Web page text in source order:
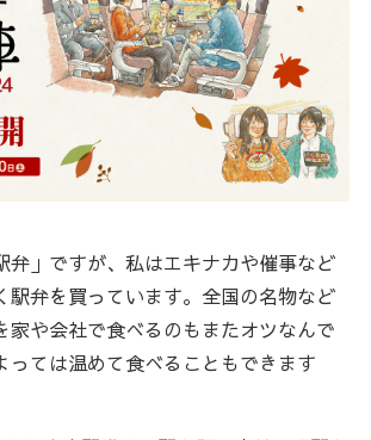
」ですが、私はエキナカや催事など
駅弁を買っています。全国の名物など
家や会社で食べるのもまたオツなんで
っては温めて食べることもできます